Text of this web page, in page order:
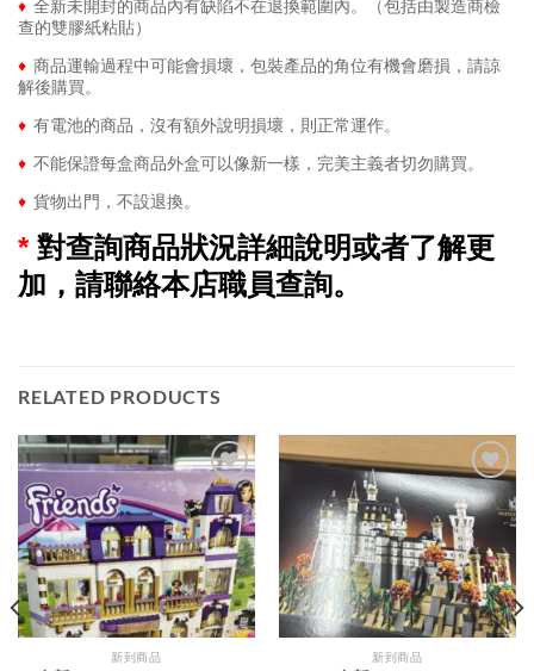
♦ 全新未開封的商品內有缺陷不在退換範圍內。（包括由製造商檢
查的雙膠紙粘貼）
♦ 商品運輸過程中可能會損壞，包裝產品的角位有機會磨損，請諒
解後購買。
♦ 有電池的商品，沒有額外說明損壞，則正常運作。
♦ 不能保證每盒商品外盒可以像新一樣，完美主義者切勿購買。
♦ 貨物出門，不設退換。
* 對查詢商品狀況詳細說明或者了解更
加，請聯絡本店職員查詢。
RELATED PRODUCTS
新到商品​ 新到商品​